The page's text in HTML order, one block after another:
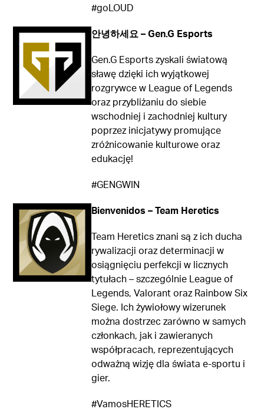
#goLOUD
안녕하세요 – Gen.G Esports
Gen.G Esportszyskali światową
sławę dzięki ich wyjątkowej
rozgrywce w League of Legends
oraz przybliżaniu do siebie
wschodniej i zachodniej kultury
poprzez inicjatywy promujące
zróżnicowanie kulturowe oraz
edukację!
#GENGWIN
Bienvenidos – Team Heretics
Team Hereticsznani są z ich ducha
rywalizacji oraz determinacji w
osiągnięciu perfekcji w licznych
tytułach – szczególnie League of
Legends, Valorant oraz Rainbow Six
Siege. Ich żywiołowy wizerunek
można dostrzec zarówno w samych
członkach, jak i zawieranych
współpracach, reprezentujących
odważną wizję dla świata e-sportu i
gier.
#VamosHERETICS